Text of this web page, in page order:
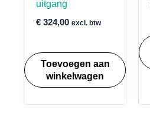
uitgang
€324,00 excl. btw
Toevoegen aan
winkelwagen